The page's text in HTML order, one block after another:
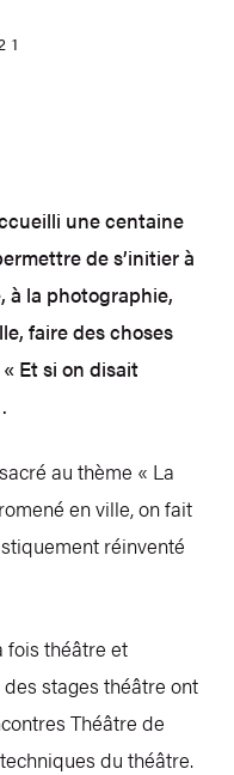
une centaine
de s’initier à
à la photographie,
faire des choses
Et si on disait
au thème « La
en ville, on fait
réinventé
fois théâtre et
stages théâtre ont
Théâtre de
du théâtre.